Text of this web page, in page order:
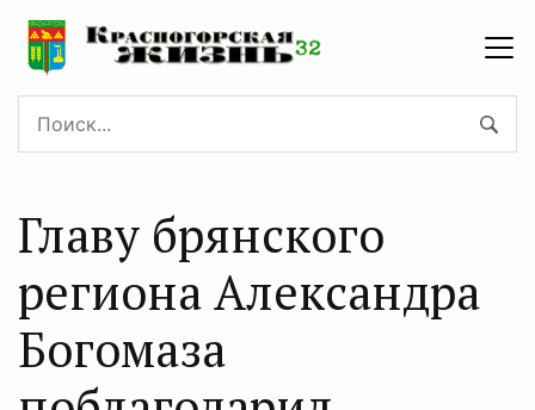
Главу брянского
региона Александра
Богомаза